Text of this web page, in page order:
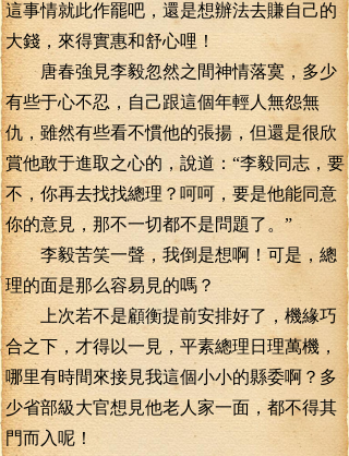
這事情就此作罷吧，還是想辦法去賺自己的
大錢，來得實惠和舒心哩！
唐春強見李毅忽然之間神情落寞，多少
有些于心不忍，自己跟這個年輕人無怨無
仇，雖然有些看不慣他的張揚，但還是很欣
賞他敢于進取之心的，說道：“李毅同志，要
不，你再去找找總理？呵呵，要是他能同意
你的意見，那不一切都不是問題了。”
李毅苦笑一聲，我倒是想啊！可是，總
理的面是那么容易見的嗎？
上次若不是顧衡提前安排好了，機緣巧
合之下，才得以一見，平素總理日理萬機，
哪里有時間來接見我這個小小的縣委啊？多
少省部級大官想見他老人家一面，都不得其
門而入呢！